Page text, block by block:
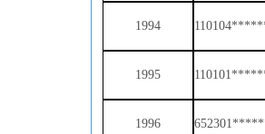
1994
1995
1996